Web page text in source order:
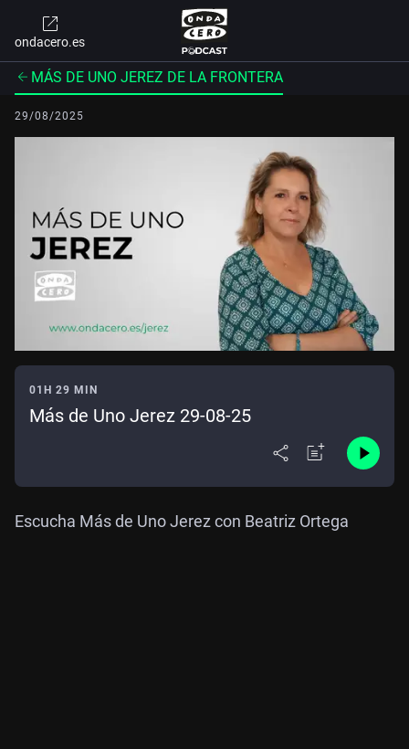
ondacero.es
MÁS DE UNO JEREZ DE LA FRONTERA
29/08/2025
01H 29 MIN
Más de Uno Jerez 29-08-25
Escucha Más de Uno Jerez con Beatriz Ortega